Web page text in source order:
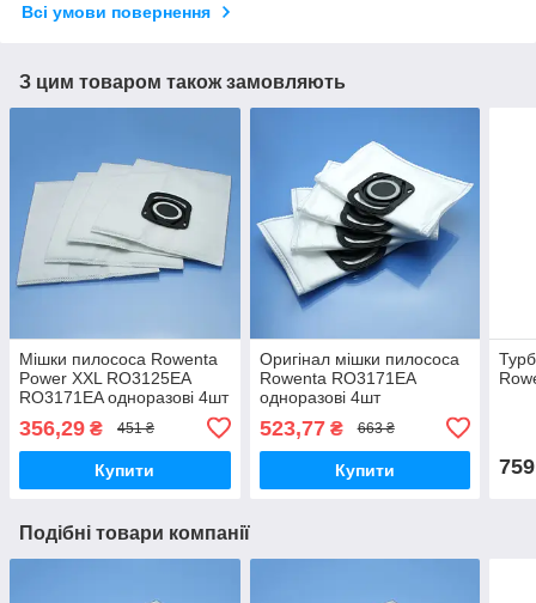
Всі умови повернення
З цим товаром також замовляють
Мішки пилососа Rowenta
Power XXL RO3125EA
RO3171EA одноразові 4шт
356,29 ₴ 451 ₴
Купити
Оригінал мішки пилососа
Rowenta RO3171EA
одноразові 4шт
523,77₴ 663 ₴
Купити 759
Подібні товари компанії